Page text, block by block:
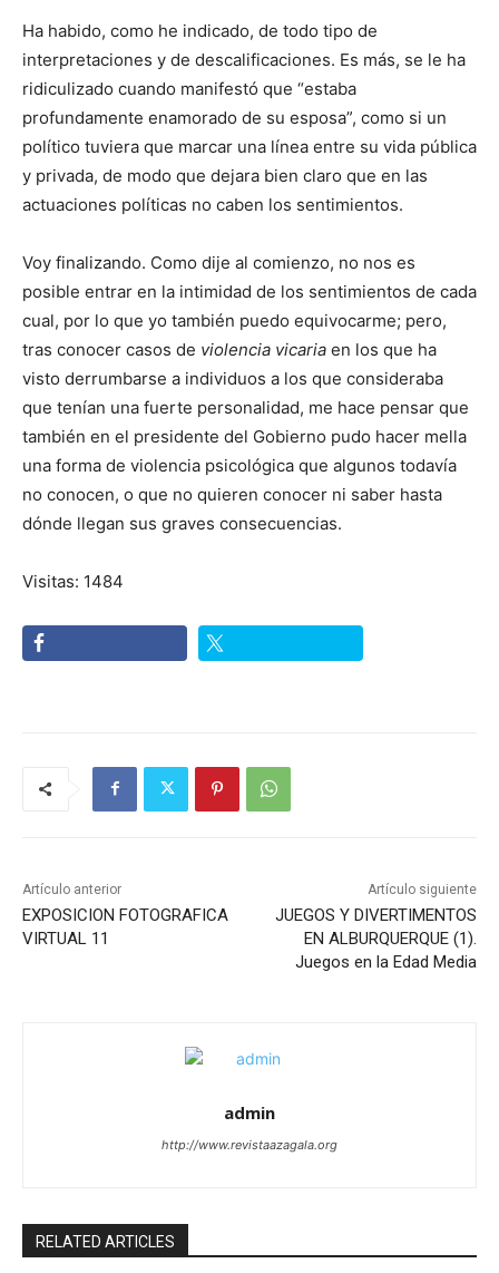
Ha habido, como he indicado, de todo tipo de
interpretaciones y de descalificaciones. Es más, se le ha
ridiculizado cuando manifestó que “estaba
profundamente enamorado de su esposa”, como si un
político tuviera que marcar una línea entre su vida pública
y privada, de modo que dejara bien claro que en las
actuaciones políticas no caben los sentimientos.
Voy finalizando. Como dije al comienzo, no nos es
posible entrar en la intimidad de los sentimientos de cada
cual, por lo que yo también puedo equivocarme; pero,
tras conocer casos de violencia vicaria en los que ha
visto derrumbarse a individuos a los que consideraba
que tenían una fuerte personalidad, me hace pensar que
también en el presidente del Gobierno pudo hacer mella
una forma de violencia psicológica que algunos todavía
no conocen, o que no quieren conocer ni saber hasta
dónde llegan sus graves consecuencias.
Visitas: 1484
Artículo anterior
EXPOSICION FOTOGRAFICA
VIRTUAL 11
Artículo siguiente
JUEGOS Y DIVERTIMENTOS
EN ALBURQUERQUE (1).
Juegos en la Edad Media
admin
http://www.revistaazagala.org
RELATED ARTICLES